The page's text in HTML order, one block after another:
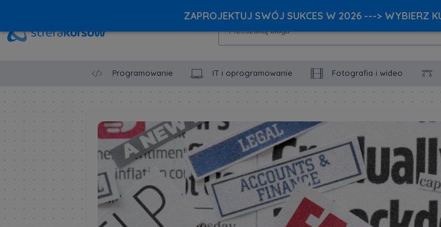
Programowanie IT i oprogramowanie Fotografia i wideo
ZAPROJEKTUJ SWÓJ SUKCES W 2026 ---> WYBIERZ